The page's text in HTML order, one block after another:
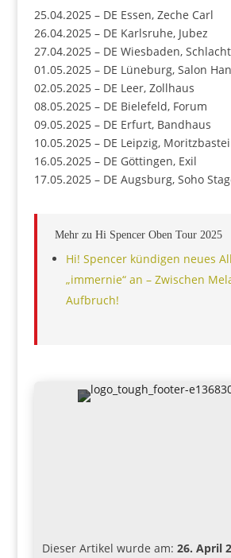
25.04.2025 – DE Essen, Zeche Carl
26.04.2025 – DE Karlsruhe, Jubez
27.04.2025 – DE Wiesbaden,
01.05.2025 – DE Lüneburg, Salon
02.05.2025 – DE Leer, Zollhaus
08.05.2025 – DE Bielefeld, Forum
09.05.2025 – DE Erfurt, Bandhaus
10.05.2025 – DE Leipzig, Moritzbastei
16.05.2025 – DE Göttingen, Exil
17.05.2025 – DE Augsburg, Soho
Mehr zu Hi Spencer Oben Tour 2025
Hi! Spencer kündigen neues
„immernie“ an – Zwischen
Aufbruch!
Dieser Artikel wurde am: 26. April